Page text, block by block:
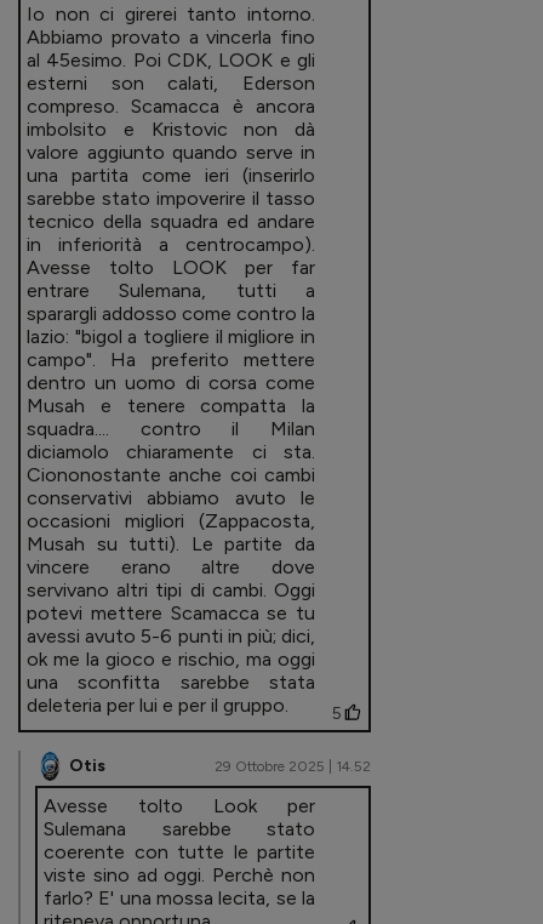
Io non ci girerei tanto intorno.
Abbiamo provato a vincerla fino
al 45esimo. Poi CDK, LOOK e gli
esterni son calati, Ederson
compreso. Scamacca è ancora
imbolsito e Kristovic non dà
valore aggiunto quando serve in
una partita come ieri (inserirlo
sarebbe stato impoverire il tasso
tecnico della squadra ed andare
in inferiorità a centrocampo).
Avesse tolto LOOK per far
entrare Sulemana, tutti a
sparargli addosso come contro la
lazio: "bigol a togliere il migliore in
campo". Ha preferito mettere
dentro un uomo di corsa come
Musah e tenere compatta la
squadra.... contro il Milan
diciamolo chiaramente ci sta.
Ciononostante anche coi cambi
conservativi abbiamo avuto le
occasioni migliori (Zappacosta,
Musah su tutti). Le partite da
vincere erano altre dove
servivano altri tipi di cambi. Oggi
potevi mettere Scamacca se tu
avessi avuto 5-6 punti in più; dici,
ok me la gioco e rischio, ma oggi
una sconfitta sarebbe stata
deleteria per lui e per il gruppo.
5
Otis 29 Ottobre 2025 | 14.52
Avesse tolto Look per
Sulemana sarebbe stato
coerente con tutte le partite
viste sino ad oggi. Perchè non
farlo? E' una mossa lecita, se la